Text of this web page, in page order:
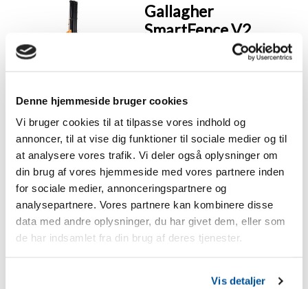
Denne hjemmeside bruger cookies
Vi bruger cookies til at tilpasse vores indhold og
annoncer, til at vise dig funktioner til sociale medier og til
at analysere vores trafik. Vi deler også oplysninger om
din brug af vores hjemmeside med vores partnere inden
for sociale medier, annonceringspartnere og
analysepartnere. Vores partnere kan kombinere disse
data med andre oplysninger, du har givet dem, eller som
de har indsamlet fra din brug af deres tjenester.
Vis detaljer
Gallagher
SmartFence V2
komplet system til
mobilhegn (100 m)
100 m | Komplet med 10
pæle, 4 ledninger og haspler |
Fremragende ledningsevne
via turbostrømledere |
Højdejusterbare strømledere
| Kan sættes op og tages ned
på 5 minutter
2.199 kr.
Læg i varekurven